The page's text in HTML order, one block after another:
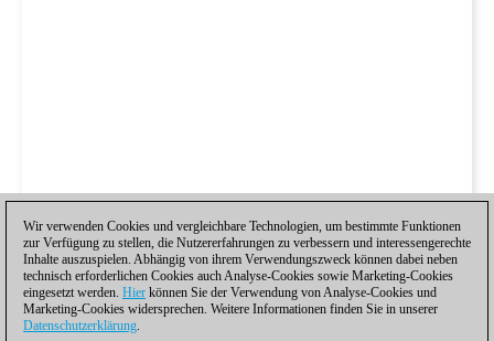
Wir verwenden Cookies und vergleichbare Technologien, um bestimmte Funktionen
zur Verfügung zu stellen, die Nutzererfahrungen zu verbessern und interessengerechte
Inhalte auszuspielen. Abhängig von ihrem Verwendungszweck können dabei neben
technisch erforderlichen Cookies auch Analyse-Cookies sowie Marketing-Cookies
eingesetzt werden. Hier können Sie der Verwendung von Analyse-Cookies und
Marketing-Cookies widersprechen. Weitere Informationen finden Sie in unserer
Datenschutzerklärung.